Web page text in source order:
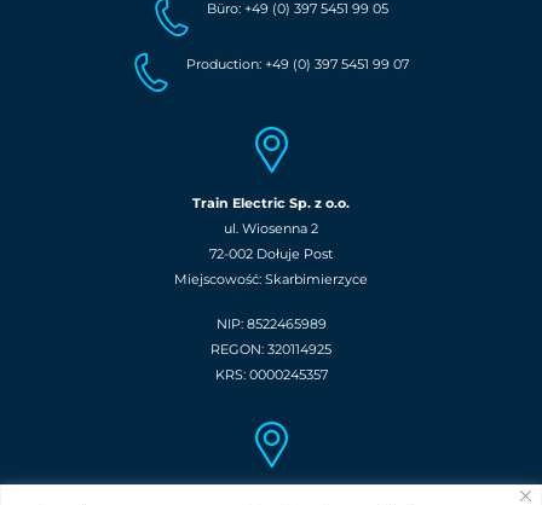
Büro: +49 (0) 397 5451 99 05
Production: +49 (0) 397 5451 99 07
Train Electric Sp. z o.o.
ul. Wiosenna 2
72-002 Dołuje Post
Miejscowość: Skarbimierzyce
NIP: 8522465989
REGON: 320114925
KRS: 0000245357